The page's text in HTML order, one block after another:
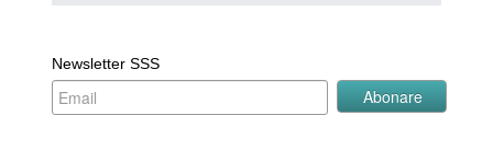
Newsletter SSS